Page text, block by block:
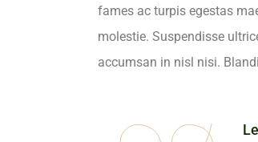
fames ac turpis egestas
molestie. Suspendisse
accumsan in nisl nisi.